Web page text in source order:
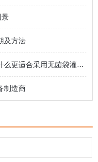
景
及方法
果浆、浓缩汁和大包装产品为什么更适合采用无菌袋灌装？
制造商